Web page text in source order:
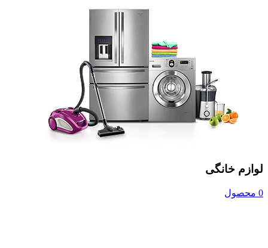
لوازم خانگی
0 محصول